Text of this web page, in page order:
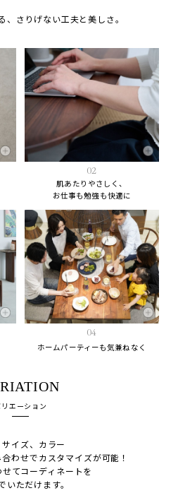
、さりげない工夫と美しさ。
02
肌あたりやさしく、
お仕事も勉強も快適に
04
ホームパーティーも気兼ねなく
エーション
イズ、カラー
わせでカスタマイズが可能！
てコーディネートを
いただけます。